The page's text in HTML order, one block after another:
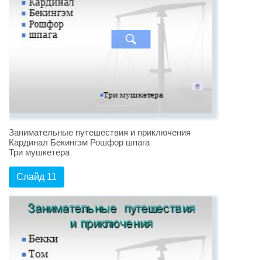
Занимательные путешествия и приключения
Кардинал Бекингэм Рошфор шпага
Три мушкетера
Слайд 11